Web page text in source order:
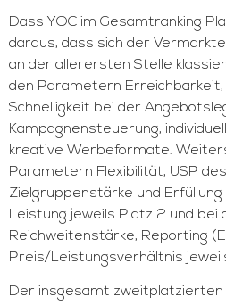
Dass YOC im Gesamtranking
daraus, dass sich der
an der allerersten Stelle
den Parametern
Schnelligkeit bei der
Kampagnensteuerung,
kreative Werbeformate.
Parametern Flexibilität, USP
Zielgruppenstärke und
Leistung jeweils Platz 2 und bei
Reichweitenstärke, Reporting
Preis/Leistungsverhältnis
Der insgesamt zweitplatzierten